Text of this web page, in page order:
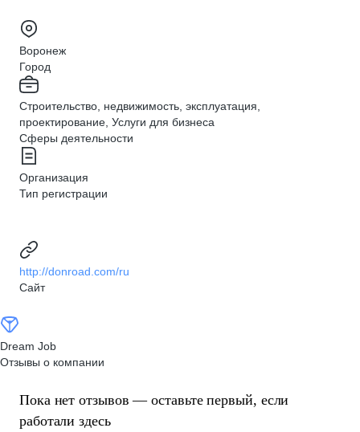
Воронеж
Город
Строительство, недвижимость, эксплуатация,
проектирование, Услуги для бизнеса
Сферы деятельности
Организация
Тип регистрации
http://donroad.com/ru
Сайт
Dream Job
Отзывы о компании
Пока нет отзывов — оставьте первый, если
работали здесь